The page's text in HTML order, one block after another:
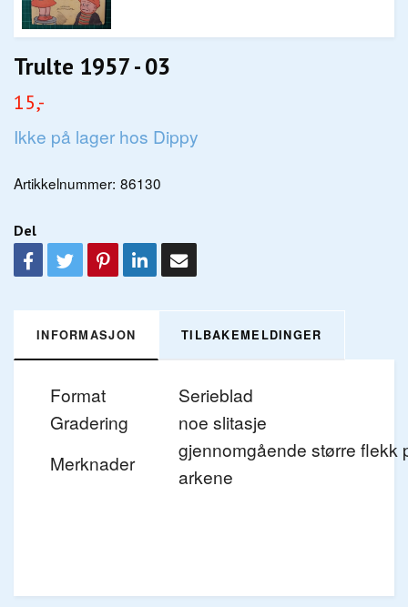
Trulte 1957 - 03
15,-
Ikke på lager hos Dippy
Artikkelnummer: 86130
Del
INFORMASJON TILBAKEMELDINGER
Format
Serieblad
Gradering
noe slitasje
Merknader
gjennomgående større flekk
arkene